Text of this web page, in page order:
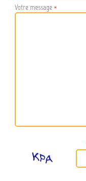
Votre message *